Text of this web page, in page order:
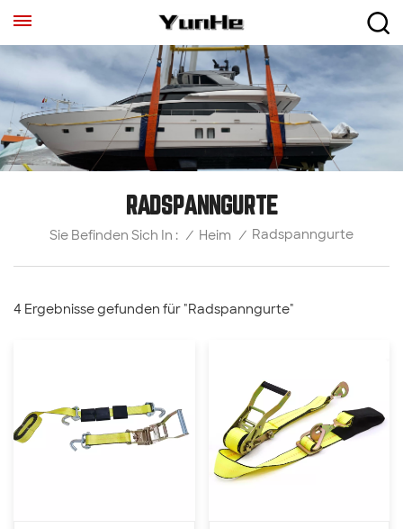
RADSPANNGURTE
Sie Befinden Sich In : / Heim / Radspanngurte
4 Ergebnisse gefunden für "Radspanngurte"